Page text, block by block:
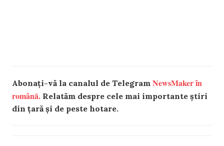
Abonați-vă la canalul de Telegram NewsMaker în
română. Relatăm despre cele mai importante știri
din țară și de peste hotare.